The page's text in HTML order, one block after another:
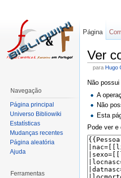
Ver
para Hugo
Não
A
Não
Esta
Pode ver e
Página
Navegação
Página principal
Universo Bibliowiki
Estatísticas
Mudanças recentes
Página aleatória
Ajuda
Ferramentas